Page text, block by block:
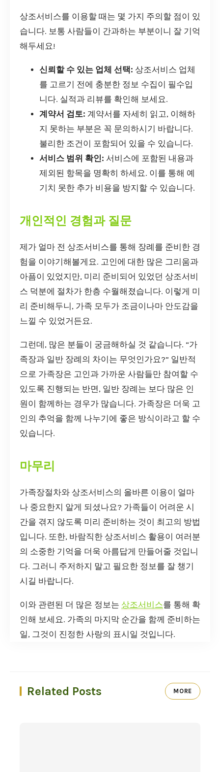
상조서비스를 이용할 때는 몇 가지 주의할 점이 있
습니다. 보통 사람들이 간과하는 부분이니 잘 기억
해두세요!
신뢰할 수 있는 업체 선택: 상조서비스 업체
를 고르기 전에 충분한 정보 수집이 필수입
니다. 실적과 리뷰를 확인해 보세요.
계약서 검토: 계약서를 자세히 읽고, 이해하
지 못하는 부분은 꼭 문의하시기 바랍니다.
불리한 조건이 포함되어 있을 수 있습니다.
서비스 범위 확인: 서비스에 포함된 내용과
제외된 항목을 명확히 하세요. 이를 통해 예
기치 못한 추가 비용을 방지할 수 있습니다.
개인적인 경험과 질문
제가 얼마 전 상조서비스를 통해 장례를 준비한 경
험을 이야기해볼게요. 고인에 대한 많은 그리움과
아픔이 있었지만, 미리 준비되어 있었던 상조서비
스 덕분에 절차가 한층 수월해졌습니다. 이렇게 미
리 준비해두니, 가족 모두가 조금이나마 안도감을
느낄 수 있었거든요.
그런데, 많은 분들이 궁금해하실 것 같습니다. “가
족장과 일반 장례의 차이는 무엇인가요?” 일반적
으로 가족장은 고인과 가까운 사람들만 참여할 수
있도록 진행되는 반면, 일반 장례는 보다 많은 인
원이 함께하는 경우가 많습니다. 가족장은 더욱 고
인의 추억을 함께 나누기에 좋은 방식이라고 할 수
있습니다.
마무리
가족장절차와 상조서비스의 올바른 이용이 얼마
나 중요한지 알게 되셨나요? 가족들이 어려운 시
간을 겪지 않도록 미리 준비하는 것이 최고의 방법
입니다. 또한, 바람직한 상조서비스 활용이 여러분
의 소중한 기억을 더욱 아름답게 만들어줄 것입니
다. 그러니 주저하지 말고 필요한 정보를 잘 챙기
시길 바랍니다.
이와 관련된 더 많은 정보는 상조서비스를 통해 확
인해 보세요. 가족의 마지막 순간을 함께 준비하는
일, 그것이 진정한 사랑의 표시일 것입니다.
Related Posts MORE